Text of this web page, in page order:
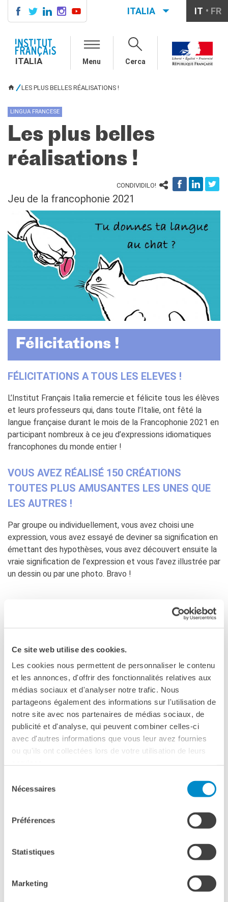
Ce site web utilise des cookies.
Les cookies nous permettent de personnaliser le contenu
et les annonces, d'offrir des fonctionnalités relatives aux
médias sociaux et d'analyser notre trafic. Nous
partageons également des informations sur l'utilisation de
notre site avec nos partenaires de médias sociaux, de
publicité et d'analyse, qui peuvent combiner celles-ci
avec d'autres informations que vous leur avez fournies
ou qu'ils ont collectées lors de votre utilisation de leurs
Nécessaires
Préférences
Statistiques
Marketing
CORSI DI FRANCESE
CERTIFICAZIONI
Test (TCF, TEF)
Contatti
Francofonia
Riconoscimento diplomi
SPETTACOLO DAL VIVO E
ARTI VISIVE
La festa della musica
Nouveau Grand Tour
Exaequa
Operazioni artistiche
Fuori Sala
La Francia al Cinema
Rendez-vous
Residenza XR
LIBRI
"DÉBAT D'IDÉES"
UNIVERSITÀ, RICERCA,
INNOVAZIONE
Studiare in Francia, grazie a
Doppi titoli
ricerca
YEP - Young Entrepreneurs
CHI SIAMO
Contatti
Organigramma
Lavorare con noi
Appalti pubblici, gare
Le operazioni
I Vantaggi
I nostri luoghi
I contatti
I nostri sostenitori
ARCHIVIO
Café dell'innovazione
Dialoghi del Farnese
Farnèse à la page
ITALIA IT FR
ITALIA Menu Cerca
LES PLUS BELLES RÉALISATIONS !
LINGUA FRANCESE
Les plus belles
réalisations !
CONDIVIDILO!
Jeu de la francophonie 2021
Félicitations !
FÉLICITATIONS A TOUS LES ELEVES !
L’Institut Français Italia remercie et félicite tous les élèves
et leurs professeurs qui, dans toute l’Italie, ont fêté la
langue française durant le mois de la Francophonie 2021 en
participant nombreux à ce jeu d’expressions idiomatiques
francophones du monde entier !
VOUS AVEZ RÉALISÉ 150 CRÉATIONS
TOUTES PLUS AMUSANTES LES UNES QUE
LES AUTRES !
Par groupe ou individuellement, vous avez choisi une
expression, vous avez essayé de deviner sa signification en
émettant des hypothèses, vous avez découvert ensuite la
vraie signification de l’expression et vous l’avez illustrée par
un dessin ou par une photo. Bravo !
NOUS AVONS DONC LE PLAISIR DE
LE LIVRE DE VOS CRÉATIONS LES PLUS
IMAGINATIVES ET AMUSANTES!
***
EN MARS, FÊTEZ AVEC VOS ÉLÈVES
LA LANGUE FRANÇAISE
EN ILLUSTRANT DES EXPRESSIONS
IDIOMATIQUES FRANCOPHONES
LES PRODUCTIONS LES PLUS DRÔLES ET